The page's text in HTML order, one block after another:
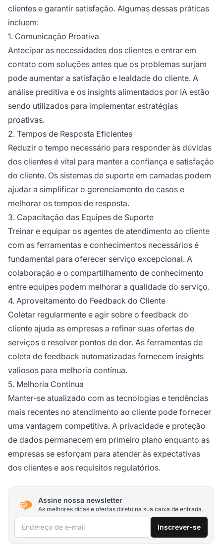
clientes e garantir satisfação. Algumas dessas práticas
incluem:
1. Comunicação Proativa
Antecipar as necessidades dos clientes e entrar em
contato com soluções antes que os problemas surjam
pode aumentar a satisfação e lealdade do cliente. A
análise preditiva e os insights alimentados por IA estão
sendo utilizados para implementar estratégias
proativas.
2. Tempos de Resposta Eficientes
Reduzir o tempo necessário para responder às dúvidas
dos clientes é vital para manter a confiança e satisfação
do cliente. Os sistemas de suporte em camadas podem
ajudar a simplificar o gerenciamento de casos e
melhorar os tempos de resposta.
3. Capacitação das Equipes de Suporte
Treinar e equipar os agentes de atendimento ao cliente
com as ferramentas e conhecimentos necessários é
fundamental para oferecer serviço excepcional. A
colaboração e o compartilhamento de conhecimento
entre equipes podem melhorar a qualidade do serviço.
4. Aproveitamento do Feedback do Cliente
Coletar regularmente e agir sobre o feedback do
cliente ajuda as empresas a refinar suas ofertas de
serviços e resolver pontos de dor. As ferramentas de
coleta de feedback automatizadas fornecem insights
valiosos para melhoria contínua.
5. Melhoria Contínua
Manter-se atualizado com as tecnologias e tendências
mais recentes no atendimento ao cliente pode fornecer
uma vantagem competitiva. A privacidade e proteção
de dados permanecem em primeiro plano enquanto as
empresas se esforçam para atender às expectativas
dos clientes e aos requisitos regulatórios.
Assine nossa newsletter
As melhores dicas e ofertas direto na sua caixa de entrada.
Endereço de e-mail Inscrever-se